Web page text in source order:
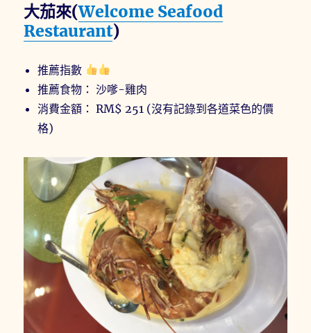
大茄來(Welcome Seafood
Restaurant)
推薦指數
推薦食物： 沙嗲-雞肉
消費金額： RM$ 251 (沒有記錄到各道菜色的價
格)